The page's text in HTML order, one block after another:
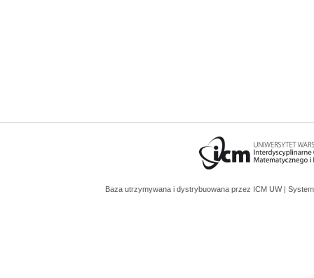
Baza utrzymywana i dystrybuowana przez ICM UW |